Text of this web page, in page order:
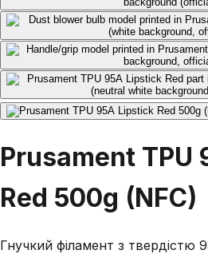
Prusament TPU
Red 500g (NFC)
Гнучкий філамент з твердістю